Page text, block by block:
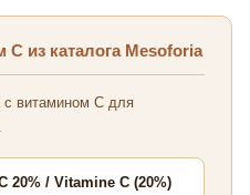
С из каталога Mesoforia
с витамином С для
20% / Vitamine C (20%)